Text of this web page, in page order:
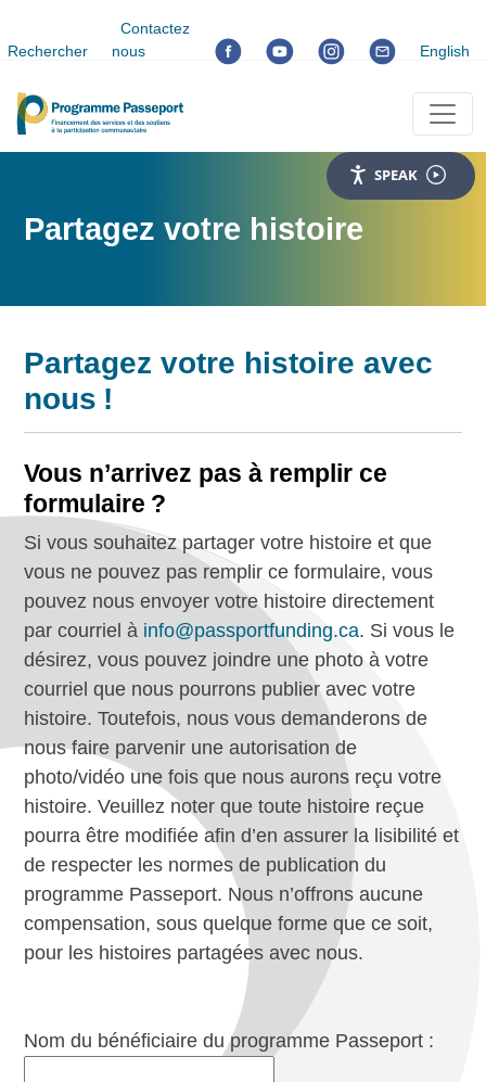
Rechercher
Contactez
nous
English
SPEAK
Partagez votre histoire
Partagez votre histoire avec
nous !
Vous n’arrivez pas à remplir ce
formulaire ?
Si vous souhaitez partager votre histoire et que
vous ne pouvez pas remplir ce formulaire, vous
pouvez nous envoyer votre histoire directement
par courriel à info@passportfunding.ca. Si vous le
désirez, vous pouvez joindre une photo à votre
courriel que nous pourrons publier avec votre
histoire. Toutefois, nous vous demanderons de
nous faire parvenir une autorisation de
photo/vidéo une fois que nous aurons reçu votre
histoire. Veuillez noter que toute histoire reçue
pourra être modifiée afin d’en assurer la lisibilité et
de respecter les normes de publication du
programme Passeport. Nous n’offrons aucune
compensation, sous quelque forme que ce soit,
pour les histoires partagées avec nous.
Nom du bénéficiaire du programme Passeport :